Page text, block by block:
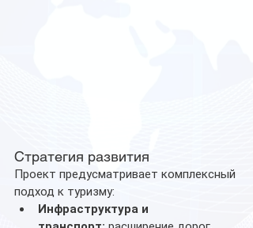
Стратегия развития
Проект предусматривает комплексный
подход к туризму:
Инфраструктура и